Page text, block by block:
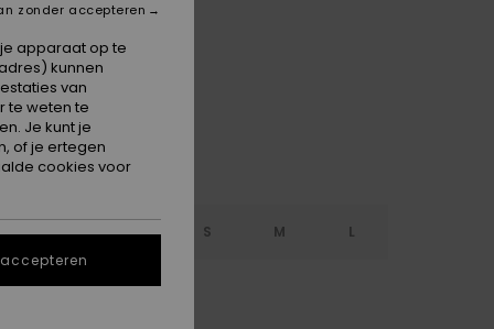
XXS XS S M L
XXL
apparaat op te
kunnen
van
te weten te
Je kunt je
of je ertegen
cookies voor
zonder accepteren